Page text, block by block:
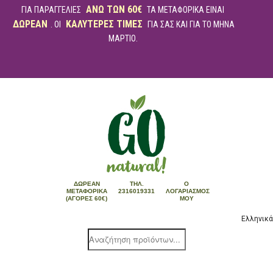
ΓΙΑ ΠΑΡΑΓΓΕΛΙΕΣ ΑΝΩ ΤΩΝ 60€ ΤΑ ΜΕΤΑΦΟΡΙΚΑ ΕΙΝΑΙ
ΔΩΡΕΑΝ . ΟΙ ΚΑΛΥΤΕΡΕΣ ΤΙΜΕΣ
ΓΙΑ ΣΑΣ ΚΑΙ ΓΙΑ ΤΟ ΜΗΝΑ
ΜΑΡΤΙΟ.
ΔΩΡΕΆΝ
ΜΕΤΑΦΟΡΙΚΆ
(ΑΓΟΡΈΣ 60€)
ΤΗΛ.
2316019331
Ο
ΛΟΓΑΡΙΑΣΜΌΣ
ΜΟΥ
Ελληνικά
Products